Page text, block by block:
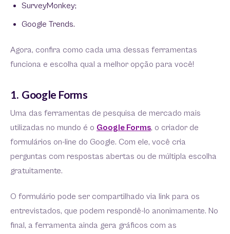
SurveyMonkey;
Google Trends.
Agora, confira como cada uma dessas ferramentas
funciona e escolha qual a melhor opção para você!
1. Google Forms
Uma das ferramentas de pesquisa de mercado mais
utilizadas no mundo é o Google Forms, o criador de
formulários on-line do Google. Com ele, você cria
perguntas com respostas abertas ou de múltipla escolha
gratuitamente.
O formulário pode ser compartilhado via link para os
entrevistados, que podem respondê-lo anonimamente. No
final, a ferramenta ainda gera gráficos com as